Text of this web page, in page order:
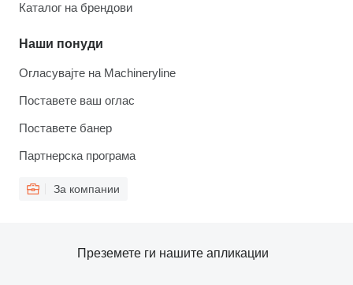
Каталог на брендови
Наши понуди
Огласувајте на Machineryline
Поставете ваш оглас
Поставете банер
Партнерска програма
За компании
Преземете ги нашите апликации